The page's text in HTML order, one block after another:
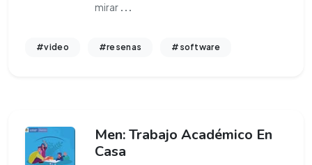
mirar ...
#video #resenas #software
Men: Trabajo Académico En
Casa